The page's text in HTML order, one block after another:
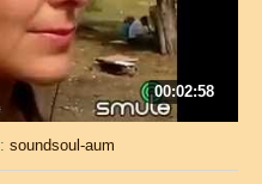
00:02:58
: soundsoul-aum